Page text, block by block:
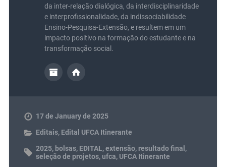
da inter-relação dialógica, da interdisciplinaridade
e interprofissionalidade, da indissociabilidade
Ensino-Pesquisa-Extensão, e resultem em um
impacto positivo na formação do estudante e na
transformação social.
17 de January de 2025
Editais, Edital UFCA Itinerante
2025, bolsas, EDITAL,extensão, resultado final ,
seleção de projetos,ufca, UFCA Itinerante